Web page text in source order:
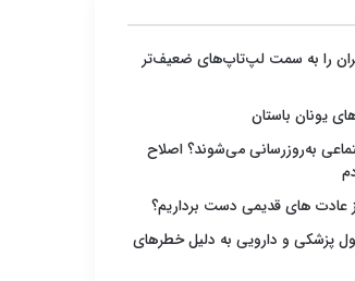
را به سمت لپ‌تاپ‌های ضعیف‌تر
یونان باستان
به‌روزرسانی می‌شوند؟ اصلاح
عادت های قدیمی دست برداریم؟
۳ محصول پزشکی و دارویی به دلیل خطرهای